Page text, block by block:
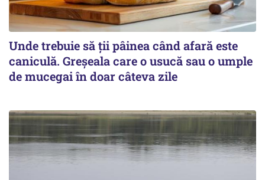
Unde trebuie să ții pâinea când afară este
caniculă. Greșeala care o usucă sau o umple
de mucegai în doar câteva zile